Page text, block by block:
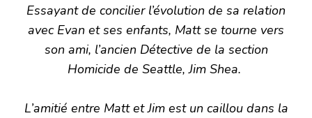
Essayant de concilier l’évolution de sa relation
avec Evan et ses enfants, Matt se tourne vers
son ami, l’ancien Détective de la section
Homicide de Seattle, Jim Shea.
L’amitié entre Matt et Jim est un caillou dans la